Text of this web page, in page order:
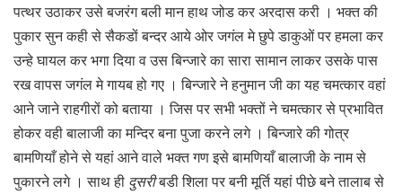
पत्थर उठाकर उसे बजरंग बली मान हाथ जोड कर अरदास करी । भक्त की
पुकार सुन कही से सैकडों बन्दर आये ओर जगंल मे छुपे डाकुओं पर हमला कर
उन्हे घायल कर भगा दिया व उस बिन्जारे का सारा सामान लाकर उसके पास
रख वापस जगंल मे गायब हो गए । बिन्जारे ने हनुमान जी का यह चमत्कार वहां
आने जाने राहगीरों को बताया । जिस पर सभी भक्तों ने चमत्कार से प्रभावित
होकर वही बालाजी का मन्दिर बना पुजा करने लगे । बिन्जारे की गोत्र
बामणियाँ होने से यहां आने वाले भक्त गण इसे बामणियाँ बालाजी के नाम से
पुकारने लगे । साथ ही दुसरीबडी शिला पर बनी मूर्ति यहां पीछे बने तालाब से